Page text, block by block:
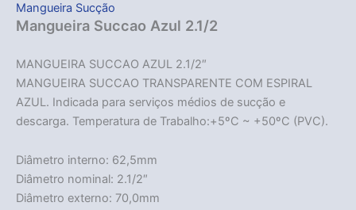
Mangueira Sucção
Mangueira Succao Azul 2.1/2
MANGUEIRA SUCCAO AZUL 2.1/2″
MANGUEIRA SUCCAO TRANSPARENTE COM ESPIRAL
AZUL. Indicada para serviços médios de sucção e
descarga. Temperatura de Trabalho:+5ºC ~ +50ºC (PVC).
Diâmetro interno: 62,5mm
Diâmetro nominal: 2.1/2″
Diâmetro externo: 70,0mm